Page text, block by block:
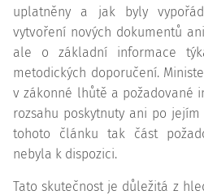
uplatněny a jak byly
vytvoření nových dokumentů
ale o základní informace
metodických doporučení.
v zákonné lhůtě a požadované
rozsahu poskytnuty ani po
tohoto článku tak část
nebyla k dispozici.
Tato skutečnost je důležitá z